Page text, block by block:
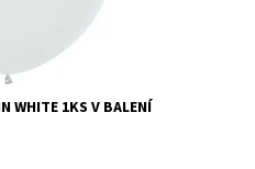
WHITE 1KS V BALENÍ